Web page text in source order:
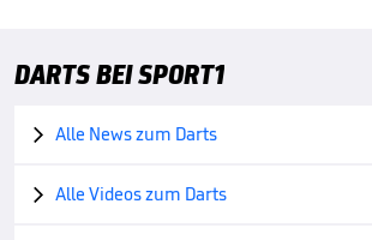
DARTS BEI SPORT1
 Alle News zum Darts
 Alle Videos zum Darts